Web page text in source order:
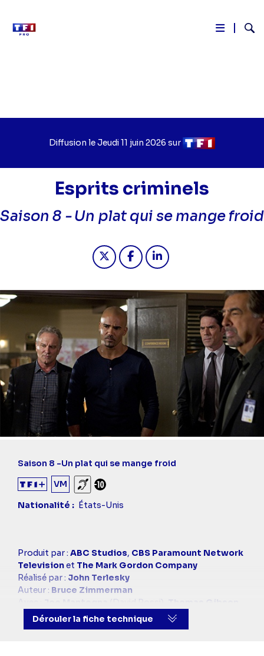
Diffusion leJour
diffusion
Jeudi 11 juin 2026 sur Chaîne
diffusion
Esprits criminels
Saison 8 -Un plat qui se mange froid
Partager "2026-06-11 02:55 -
Partager "2026-06-11
Saison 8 -Un plat qui se mange froid
VM
Sourds et malentendants
Déconseillé aux -10 ans
Nationalité
États-Unis
Casting
simba
Produit par : ABC Studios, CBS Paramount Network
Televisionet The Mark Gordon Company
Réalisé par : John Terlesky
Auteur : Bruce Zimmerman
Avec :
(David Rossi),
(Aaron Hotchner), Shemar Moore
(Derek Morgan),
Kirsten Vangsness
Dérouler la fiche technique